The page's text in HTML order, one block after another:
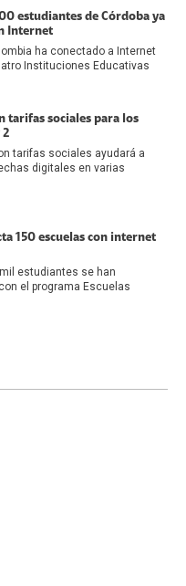
estudiantes de Córdoba ya
Internet
ha conectado a Internet
Instituciones Educativas
tarifas sociales para los
2
tarifas sociales ayudará a
digitales en varias
150 escuelas con internet
estudiantes se han
el programa Escuelas